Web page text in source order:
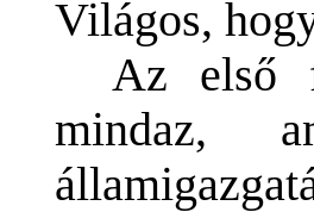
Világos,
Az első
mindaz,